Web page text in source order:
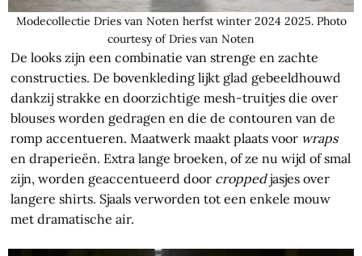
Modecollectie Dries van Noten herfst winter 2024 2025. Photo
courtesy of Dries van Noten
De looks zijn een combinatie van strenge en zachte
constructies. De bovenkleding lijkt glad gebeeldhouwd
dankzij strakke en doorzichtige mesh-truitjes die over
blouses worden gedragen en die de contouren van de
romp accentueren. Maatwerk maakt plaats voor wraps
en draperieën. Extra lange broeken, of ze nu wijd of smal
zijn, worden geaccentueerd door croppedjasjes over
langere shirts. Sjaals verworden tot een enkele mouw
met dramatische air.